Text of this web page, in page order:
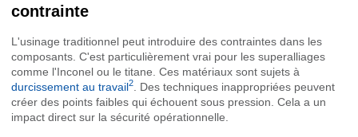
contrainte
L'usinage traditionnel peut introduire des contraintes dans les
composants. C'est particulièrement vrai pour les superalliages
comme l'Inconel ou le titane. Ces matériaux sont sujets à
durcissement au travail2
. Des techniques inappropriées peuvent
créer des points faibles qui échouent sous pression. Cela a un
impact direct sur la sécurité opérationnelle.